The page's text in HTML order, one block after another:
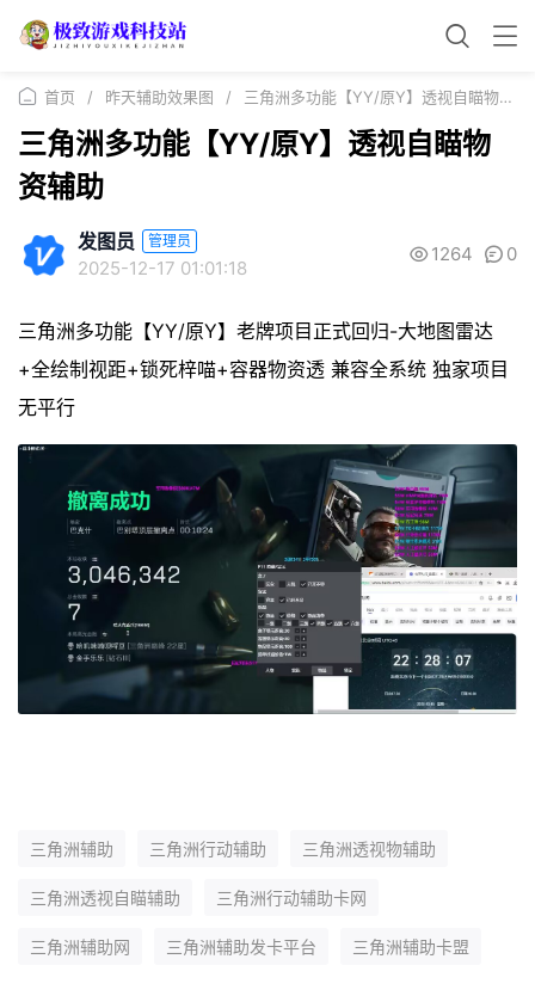
首页 / 昨天辅助效果图 / 三角洲多功能【YY/原Y】透视自瞄物资辅助
三角洲多功能【YY/原Y】透视自瞄物
资辅助
发图员 管理员
2025-12-17 01:01:18
1264 0
三角洲多功能【YY/原Y】老牌项目正式回归-大地图雷达
+全绘制视距+锁死梓喵+容器物资透 兼容全系统 独家项目
无平行
三角洲辅助 三角洲行动辅助 三角洲透视物辅助
三角洲透视自瞄辅助 三角洲行动辅助卡网
三角洲辅助网 三角洲辅助发卡平台 三角洲辅助卡盟